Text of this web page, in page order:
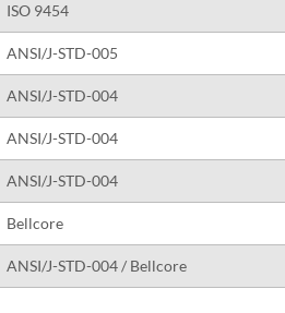
ISO 9454
ANSI/J-STD-005
ANSI/J-STD-004
ANSI/J-STD-004
ANSI/J-STD-004
Bellcore
ANSI/J-STD-004 / Bellcore